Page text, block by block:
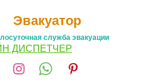
Эвакуатор
служба эвакуации
ДИСПЕТЧЕР